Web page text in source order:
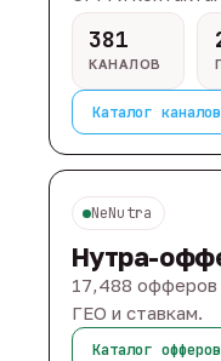
381
КАНАЛОВ
Каталог каналов
NeNutra
Нутра-
17,488 офферов
ГЕО и ставкам.
Каталог офферов